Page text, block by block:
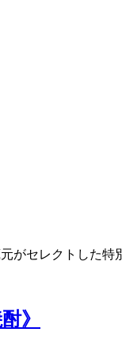
がセレクトした特
》